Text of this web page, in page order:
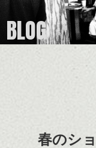
BLOG
春のシ